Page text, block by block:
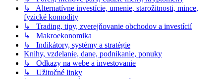
↳ Alternatívne investície, umenie, starožitnosti, mince,
fyzické komodity
↳ Trading, tipy, zverejňovanie obchodov a investícií
↳ Makroekonomika
↳ Indikátory, systémy a stratégie
Knihy, vzdelanie, dane, podnikanie, ponuky
↳ Odkazy na webe a investovanie
↳ Užitočné linky